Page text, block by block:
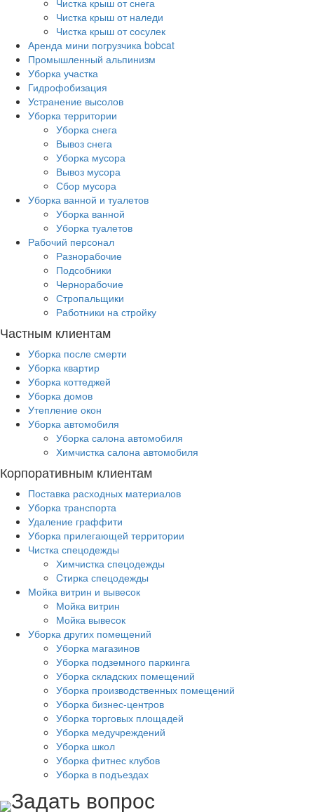
Чистка крыш от снега
Чистка крыш от наледи
Чистка крыш от сосулек
Аренда мини погрузчика bobcat
Промышленный альпинизм
Уборка участка
Гидрофобизация
Устранение высолов
Уборка территории
Уборка снега
Вывоз снега
Уборка мусора
Вывоз мусора
Сбор мусора
Уборка ванной и туалетов
Уборка ванной
Уборка туалетов
Рабочий персонал
Разнорабочие
Подсобники
Чернорабочие
Стропальщики
Работники на стройку
Частным клиентам
Уборка после смерти
Уборка квартир
Уборка коттеджей
Уборка домов
Утепление окон
Уборка автомобиля
Уборка салона автомобиля
Химчистка салона автомобиля
Корпоративным клиентам
Поставка расходных материалов
Уборка транспорта
Удаление граффити
Уборка прилегающей территории
Чистка спецодежды
Химчистка спецодежды
Cтирка спецодежды
Мойка витрин и вывесок
Мойка витрин
Мойка вывесок
Уборка других помещений
Уборка магазинов
Уборка подземного паркинга
Уборка складских помещений
Уборка производственных помещений
Уборка бизнес-центров
Уборка торговых площадей
Уборка медучреждений
Уборка школ
Уборка фитнес клубов
Уборка в подъездах
Задать вопрос